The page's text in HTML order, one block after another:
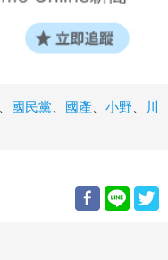
國民黨 國產 小野
川